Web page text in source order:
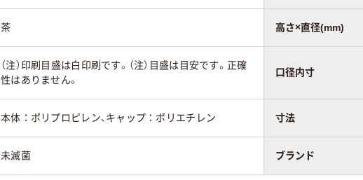
茶 高さ×直径(mm)
（注）印刷目盛は白印刷です。（注）目盛は目安です。正確
性はありません。
口径内寸
本体：ポリプロピレン、キャップ：ポリエチレン 寸法
未滅菌 ブランド